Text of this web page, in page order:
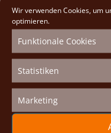
Wir verwenden Cookies, um
optimieren.
Funktionale Cookies
Statistiken
Marketing
Adventexerzitien 2025
2026(2)
2025(7)
2024(5)
2023(13)
2022(9)